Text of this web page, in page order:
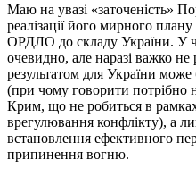
Маю на увазі «заточеність»
реалізації його мирного
ОРДЛО до складу України. У
очевидно, але наразі важко
результатом для України
(при чому говорити
Крим, що не робиться в
врегулювання конфлікту), а
встановлення ефективного
припинення вогню.